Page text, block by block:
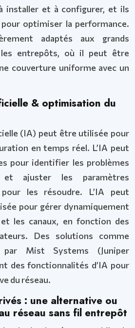
installer et à configurer, et ils
optimiser la performance.
adaptés aux grands
les entrepôts, où il peut être
couverture uniforme avec un
& optimisation du
(IA) peut être utilisée pour
en temps réel. L’IA peut
pour identifier les problèmes
et ajuster les paramètres
les résoudre. L’IA peut
pour gérer dynamiquement
les canaux, en fonction des
Des solutions comme
par Mist Systems (Juniper
des fonctionnalités d’IA pour
du réseau.
: une alternative ou
réseau sans fil entrepôt